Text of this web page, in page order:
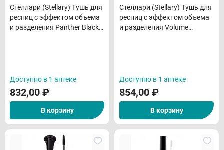
Стеллари (Stellary) Тушь для
ресниц с эффектом объема
и разделения Panther Black
Доступно в 1 аптеке
832,00 ₽
В корзину
Стеллари (Stellary) Тушь для
ресниц с эффектом объема
и разделения Volume
Доступно в 1 аптеке
854,00 ₽
В корзину